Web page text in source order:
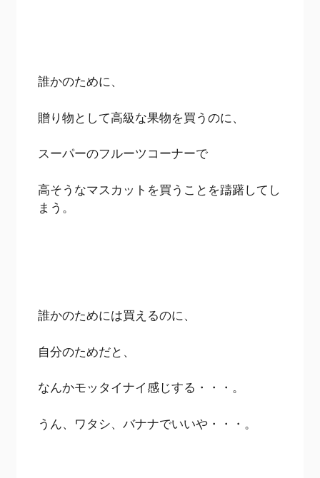
誰かのために、
贈り物として高級な果物を買うのに、
スーパーのフルーツコーナーで
高そうなマスカットを買うことを躊躇してし
まう。
誰かのためには買えるのに、
自分のためだと、
なんかモッタイナイ感じする・・・。
うん、ワタシ、バナナでいいや・・・。